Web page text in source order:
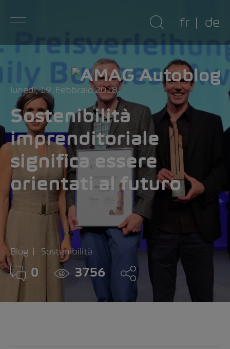
fr de
lunedì, 19. Febbraio 2018
Sostenibilità
imprenditoriale
significa essere
orientati al futuro
Blog Sostenibilità
0 3756